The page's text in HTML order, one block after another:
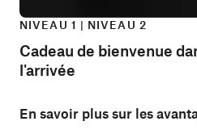
NIVEAU 1 | NIVEAU 2
Cadeau de bienvenue
l'arrivée
En savoir plus sur les